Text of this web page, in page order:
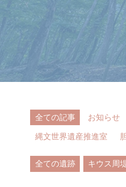
全ての記事 お知らせ
縄文世界遺産推進室
全ての遺跡 キウス周